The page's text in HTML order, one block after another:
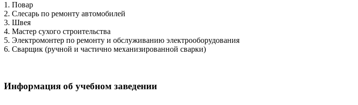
1. Повар
2. Слесарь по ремонту автомобилей
3. Швея
4. Мастер сухого строительства
5. Электромонтер по ремонту и обслуживанию электрооборудования
6. Сварщик (ручной и частично механизированной сварки)
Информация об учебном заведении